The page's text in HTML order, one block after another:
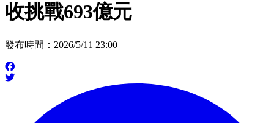
收挑戰693億元
發布時間：2026/5/11 23:00